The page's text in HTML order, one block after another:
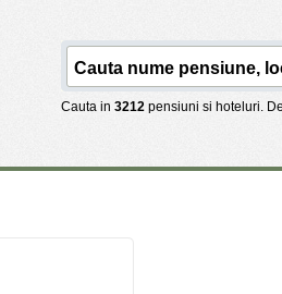
Cauta in 3212 pensiuni si hoteluri.